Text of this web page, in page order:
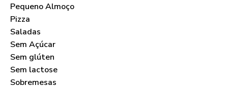
Pequeno Almoço
Pizza
Saladas
Sem Açúcar
Sem glúten
Sem lactose
Sobremesas